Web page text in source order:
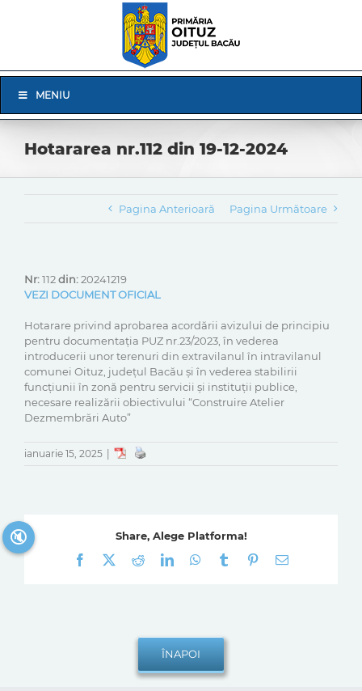
Navigation
MENIU
Hotararea nr.112 din 19-12-2024
Pagina Anterioară Pagina Următoare
Nr:112din:20241219
VEZI DOCUMENT OFICIAL
Hotarare privind aprobarea acordării avizului de principiu
pentru documentația PUZ nr.23/2023, în vederea
introducerii unor terenuri din extravilanul în intravilanul
comunei Oituz, județul Bacău și în vederea stabilirii
funcțiunii în zonă pentru servicii și instituții publice,
necesare realizării obiectivului “Construire Atelier
Dezmembrări Auto”
ianuarie 15, 2025
Share, Alege Platforma!
Facebook
RedditLinkedInWhatsApp
Tumblr Pinterest
E-
🔇